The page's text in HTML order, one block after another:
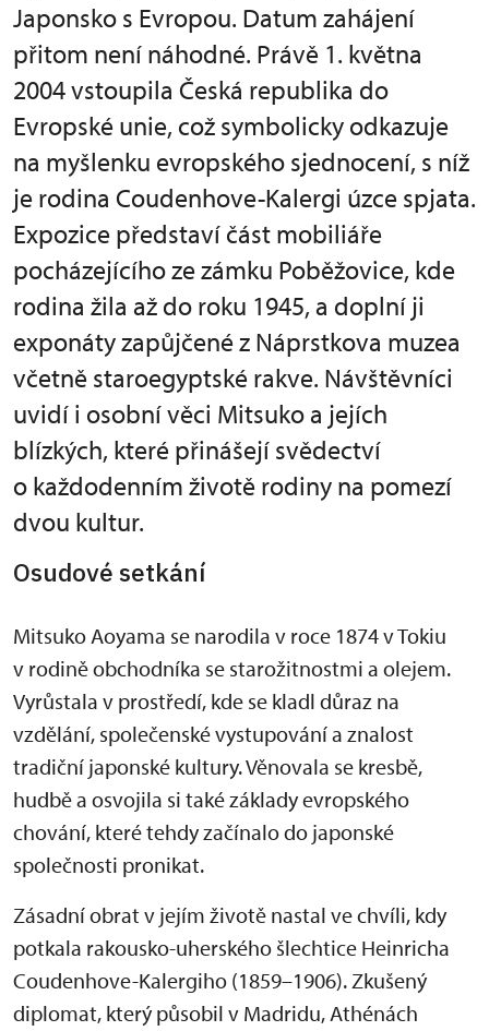
Japonsko s Evropou. Datum zahájení
přitom není náhodné. Právě 1. května
2004 vstoupila Česká republika do
Evropské unie, což symbolicky odkazuje
na myšlenku evropského sjednocení, s níž
je rodina Coudenhove-Kalergi úzce spjata.
Expozice představí část mobiliáře
pocházejícího ze zámku Poběžovice, kde
rodina žila až do roku 1945, a doplní ji
exponáty zapůjčené z Náprstkova muzea
včetně staroegyptské rakve. Návštěvníci
uvidí i osobní věci Mitsuko a jejích
blízkých, které přinášejí svědectví
o každodenním životě rodiny na pomezí
dvou kultur.
Osudové setkání
Mitsuko Aoyama se narodila v roce 1874 v Tokiu
v rodině obchodníka se starožitnostmi a olejem.
Vyrůstala v prostředí, kde se kladl důraz na
vzdělání, společenské vystupování a znalost
tradiční japonské kultury. Věnovala se kresbě,
hudbě a osvojila si také základy evropského
chování, které tehdy začínalo do japonské
společnosti pronikat.
Zásadní obrat v jejím životě nastal ve chvíli, kdy
potkala rakousko-uherského šlechtice Heinricha
Coudenhove-Kalergiho (1859–1906). Zkušený
diplomat, který působil v Madridu, Athénách